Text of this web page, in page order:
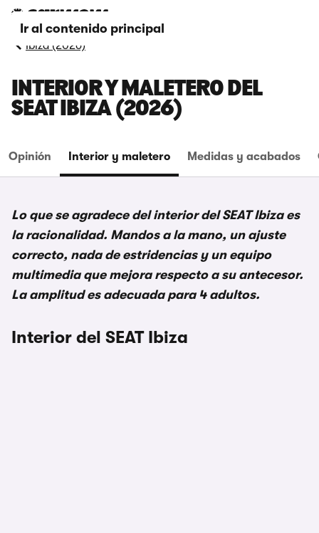
Ir al contenido principal
Ibiza (2026)
INTERIOR Y MALETERO DEL
SEAT IBIZA (2026)
Opinión Interior y maletero Medidas y acabados
Lo que se agradece del interior del SEAT Ibiza es
la racionalidad. Mandos a la mano, un ajuste
correcto, nada de estridencias y un equipo
multimedia que mejora respecto a su antecesor.
La amplitud es adecuada para 4 adultos.
Interior del SEAT Ibiza